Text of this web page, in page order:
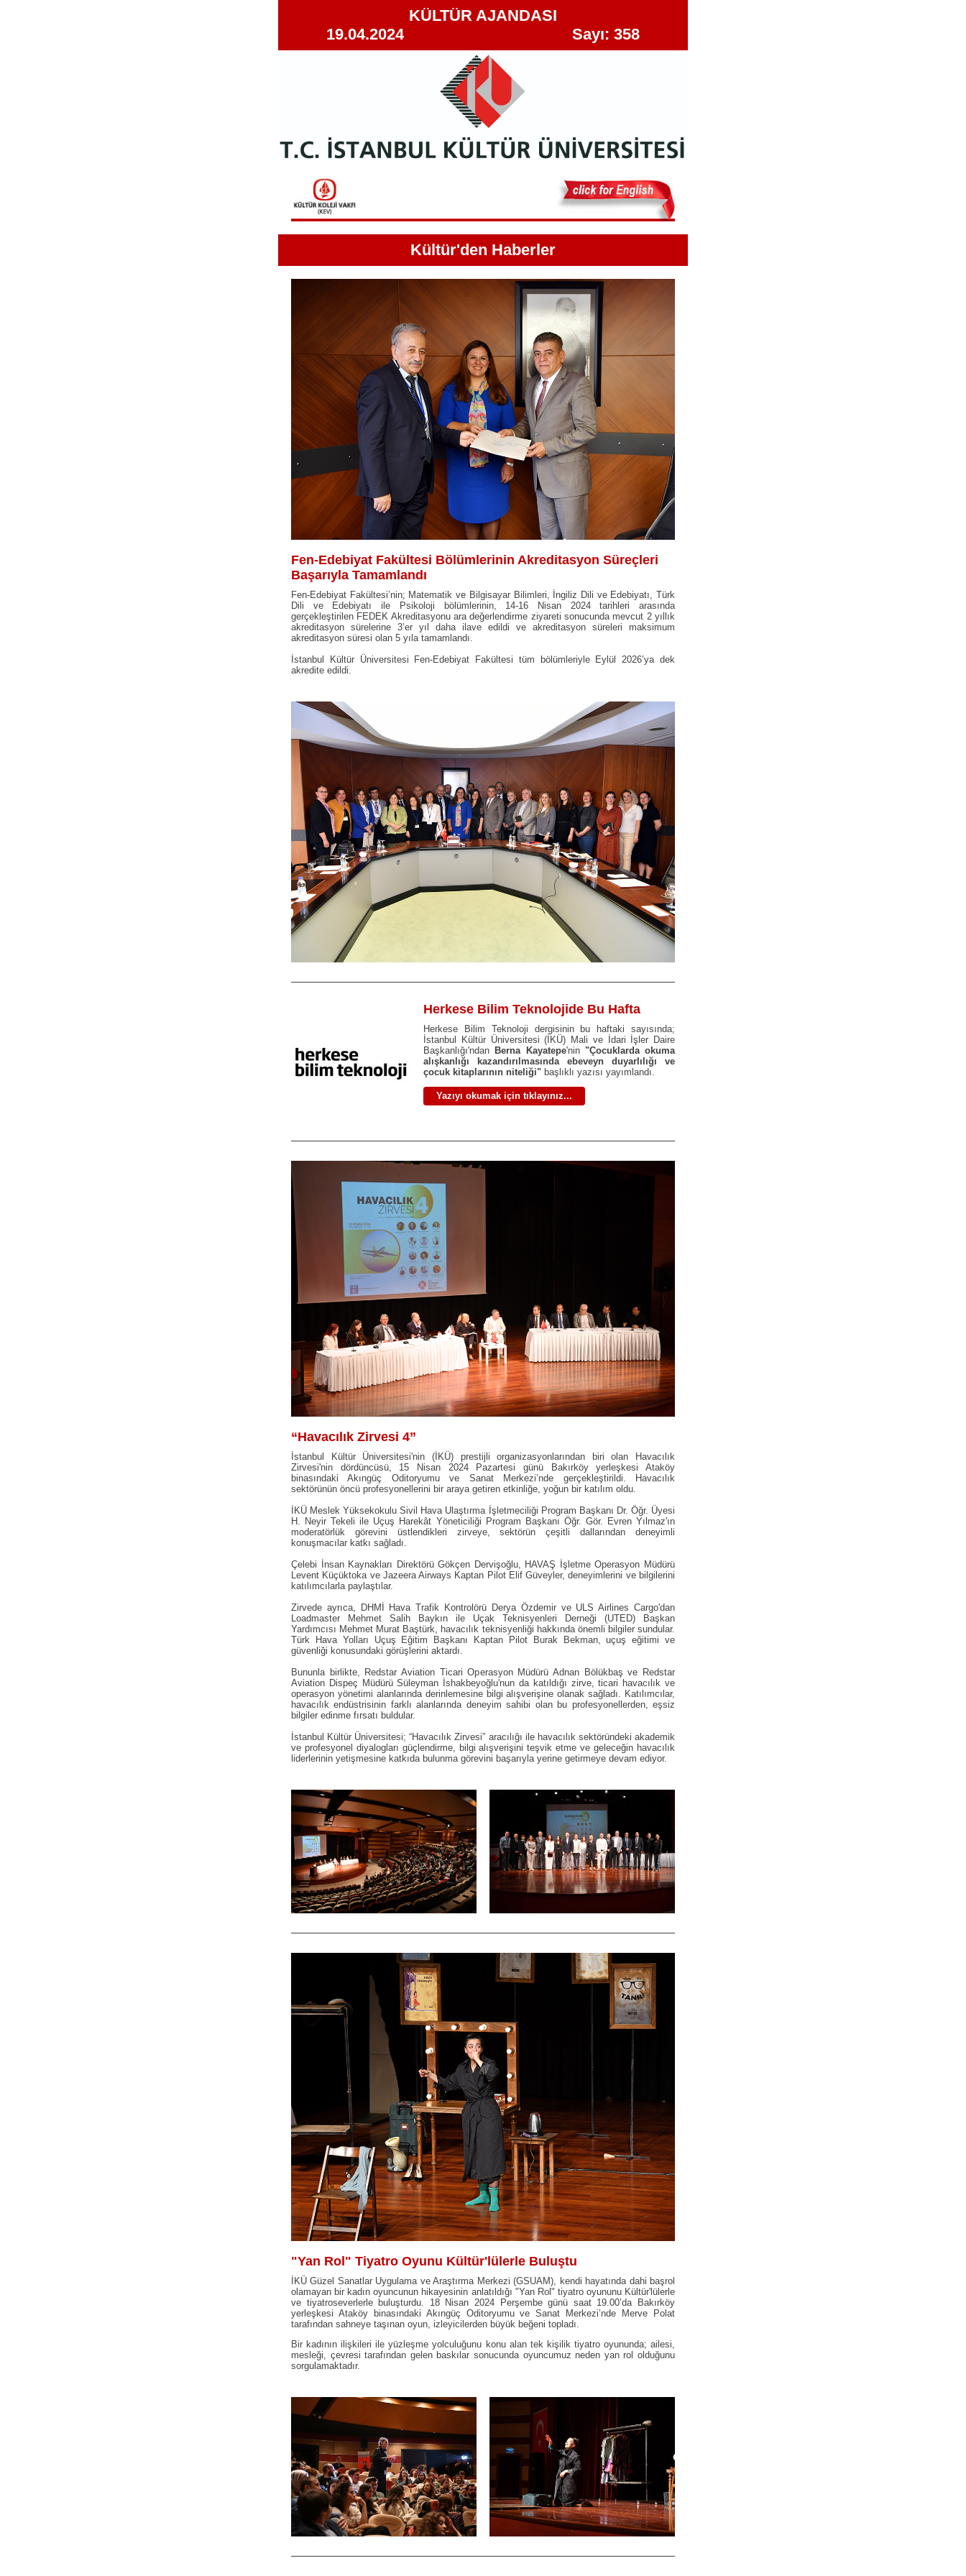
KÜLTÜR AJANDASI
19.04.2024 Sayı: 358
Kültür'den Haberler
Fen-Edebiyat Fakültesi Bölümlerinin Akreditasyon Süreçleri
Başarıyla Tamamlandı
Fen-Edebiyat Fakültesi’nin; Matematik ve Bilgisayar Bilimleri, İngiliz Dili ve Edebiyatı, Türk
Dili ve Edebiyatı ile Psikoloji bölümlerinin, 14-16 Nisan 2024 tarihleri arasında
gerçekleştirilen FEDEK Akreditasyonu ara değerlendirme ziyareti sonucunda mevcut 2 yıllık
akreditasyon sürelerine 3’er yıl daha ilave edildi ve akreditasyon süreleri maksimum
akreditasyon süresi olan 5 yıla tamamlandı.
İstanbul Kültür Üniversitesi Fen-Edebiyat Fakültesi tüm bölümleriyle Eylül 2026’ya dek
akredite edildi.
Herkese Bilim Teknolojide Bu Hafta
Herkese Bilim Teknoloji dergisinin bu haftaki sayısında;
İstanbul Kültür Üniversitesi (İKÜ) Mali ve İdari İşler Daire
Başkanlığı'ndan Berna Kayatepe'nin "Çocuklarda okuma
alışkanlığı kazandırılmasında ebeveyn duyarlılığı ve
çocuk kitaplarının niteliği" başlıklı yazısı yayımlandı.
Yazıyı okumak için tıklayınız...
“Havacılık Zirvesi 4”
İstanbul Kültür Üniversitesi'nin (İKÜ) prestijli organizasyonlarından biri olan Havacılık
Zirvesi'nin dördüncüsü, 15 Nisan 2024 Pazartesi günü Bakırköy yerleşkesi Ataköy
binasındaki Akıngüç Oditoryumu ve Sanat Merkezi’nde gerçekleştirildi. Havacılık
sektörünün öncü profesyonellerini bir araya getiren etkinliğe, yoğun bir katılım oldu.
İKÜ Meslek Yüksekokulu Sivil Hava Ulaştırma İşletmeciliği Program Başkanı Dr. Öğr. Üyesi
H. Neyir Tekeli ile Uçuş Harekât Yöneticiliği Program Başkanı Öğr. Gör. Evren Yılmaz'ın
moderatörlük görevini üstlendikleri zirveye, sektörün çeşitli dallarından deneyimli
konuşmacılar katkı sağladı.
Çelebi İnsan Kaynakları Direktörü Gökçen Dervişoğlu, HAVAŞ İşletme Operasyon Müdürü
Levent Küçüktoka ve Jazeera Airways Kaptan Pilot Elif Güveyler, deneyimlerini ve bilgilerini
katılımcılarla paylaştılar.
Zirvede ayrıca, DHMİ Hava Trafik Kontrolörü Derya Özdemir ve ULS Airlines Cargo'dan
Loadmaster Mehmet Salih Baykın ile Uçak Teknisyenleri Derneği (UTED) Başkan
Yardımcısı Mehmet Murat Baştürk, havacılık teknisyenliği hakkında önemli bilgiler sundular.
Türk Hava Yolları Uçuş Eğitim Başkanı Kaptan Pilot Burak Bekman, uçuş eğitimi ve
güvenliği konusundaki görüşlerini aktardı.
Bununla birlikte, Redstar Aviation Ticari Operasyon Müdürü Adnan Bölükbaş ve Redstar
Aviation Dispeç Müdürü Süleyman İshakbeyoğlu'nun da katıldığı zirve, ticari havacılık ve
operasyon yönetimi alanlarında derinlemesine bilgi alışverişine olanak sağladı. Katılımcılar,
havacılık endüstrisinin farklı alanlarında deneyim sahibi olan bu profesyonellerden, eşsiz
bilgiler edinme fırsatı buldular.
İstanbul Kültür Üniversitesi; “Havacılık Zirvesi” aracılığı ile havacılık sektöründeki akademik
ve profesyonel diyalogları güçlendirme, bilgi alışverişini teşvik etme ve geleceğin havacılık
liderlerinin yetişmesine katkıda bulunma görevini başarıyla yerine getirmeye devam ediyor.
"Yan Rol" Tiyatro Oyunu Kültür'lülerle Buluştu
İKÜ Güzel Sanatlar Uygulama ve Araştırma Merkezi (GSUAM), kendi hayatında dahi başrol
olamayan bir kadın oyuncunun hikayesinin anlatıldığı "Yan Rol" tiyatro oyununu Kültür'lülerle
ve tiyatroseverlerle buluşturdu. 18 Nisan 2024 Perşembe günü saat 19.00’da Bakırköy
yerleşkesi Ataköy binasındaki Akıngüç Oditoryumu ve Sanat Merkezi’nde Merve Polat
tarafından sahneye taşınan oyun, izleyicilerden büyük beğeni topladı.
Bir kadının ilişkileri ile yüzleşme yolculuğunu konu alan tek kişilik tiyatro oyununda; ailesi,
mesleği, çevresi tarafından gelen baskılar sonucunda oyuncumuz neden yan rol olduğunu
sorgulamaktadır.